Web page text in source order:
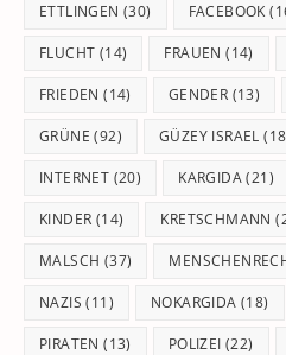
ETTLINGEN (30) FACEBOOK
FLUCHT (14) FRAUEN (14)
FRIEDEN (14) GENDER (13)
GRÜNE (92) GÜZEY ISRAEL
INTERNET (20) KARGIDA(21)
KINDER (14) KRETSCHMANN
MALSCH (37)
NAZIS (11) NOKARGIDA (18)
PIRATEN (13) POLIZEI (22)